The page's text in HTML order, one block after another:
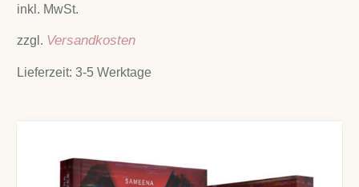
inkl. MwSt.
zzgl. Versandkosten
Lieferzeit:3-5 Werktage